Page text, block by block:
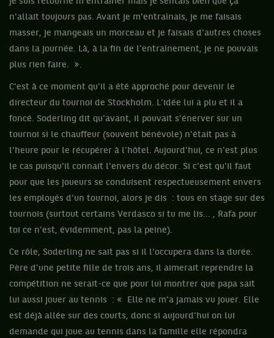
n'allait toujours pas. Avant je m'entraînais, je me faisais
masser, je mangeais un morceau et je faisais d'autres choses
dans la journée. Là, à la fin de l'entraînement, je ne pouvais
plus rien faire. ».
C'est à ce moment qu'il a été approché pour devenir le
directeur du tournoi de Stockholm. L'idée lui a plu et il a
foncé. Soderling dit qu'avant, il pouvait s'énerver sur un
tournoi si le chauffeur (souvent bénévole) n'était pas à
l'heure pour le récupérer à l’hôtel. Aujourd'hui, ce n'est plus
le cas puisqu'il connait l'envers du décor. Si c'est qu'il faut
pour que les joueurs se conduisent respectueusement envers
les employés d'un tournoi, alors je dis : tous en stage sur des
tournois (surtout certains Verdasco si tu me lis... , Rafa pour
toi ce n'est, évidemment, pas la peine).
Ce rôle, Soderling ne sait pas si il l'occupera dans la durée.
Père d'une petite fille de trois ans, il aimerait reprendre la
compétition ne serait-ce que pour lui montrer que papa sait
lui aussi jouer au tennis : « Elle ne m'a jamais vu jouer. Elle
est déjà allée sur des courts, donc si aujourd'hui on lui
demande qui joue au tennis dans la famille elle répondra